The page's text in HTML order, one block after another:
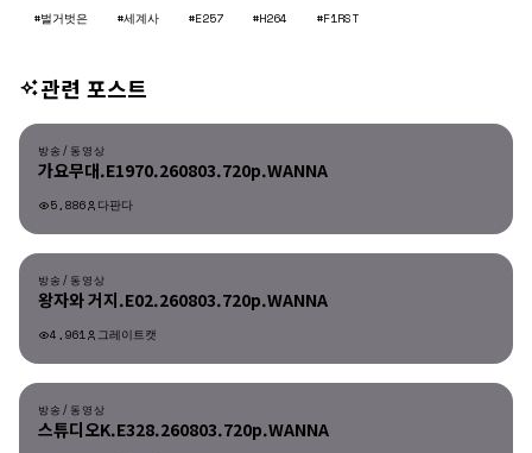
#벌거벗은
#세계사 #E257 #H264 #F1RST
관련 포스트
방송/동영상
방송/동영상
가요무대.E1970.260803.720p.WANNA
5,886 다판다
방송/동영상
왕자와 거지.E02.260803.720p.WANNA
4,961 그레이트캣
방송/동영상
스튜디오K.E328.260803.720p.WANNA